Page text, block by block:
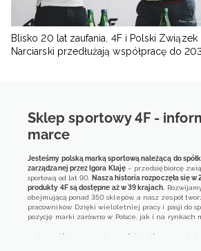
Blisko 20 lat zaufania. 4F i Polski Związek
Narciarski przedłużają współpracę do
Sklep sportowy 4F -
marce
Jesteśmy polską marką sportową należącą do spółki
zarządzanej przez Igora Klaję– przedsiębiorcę
sportową od lat 90.
Nasza historia rozpoczęła się w
produkty 4F są dostępne aż w 39 krajach.
obejmującą ponad 350 sklepów, a nasz zespół
pracowników. Dzięki wieloletniej pracy i pasji do
pozycję marki zarówno w Polsce, jak i na rynkach